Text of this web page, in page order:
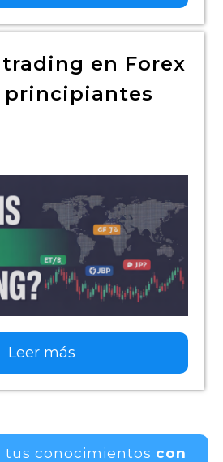
trading en Forex
principiantes
Leer más
tus conocimientos con